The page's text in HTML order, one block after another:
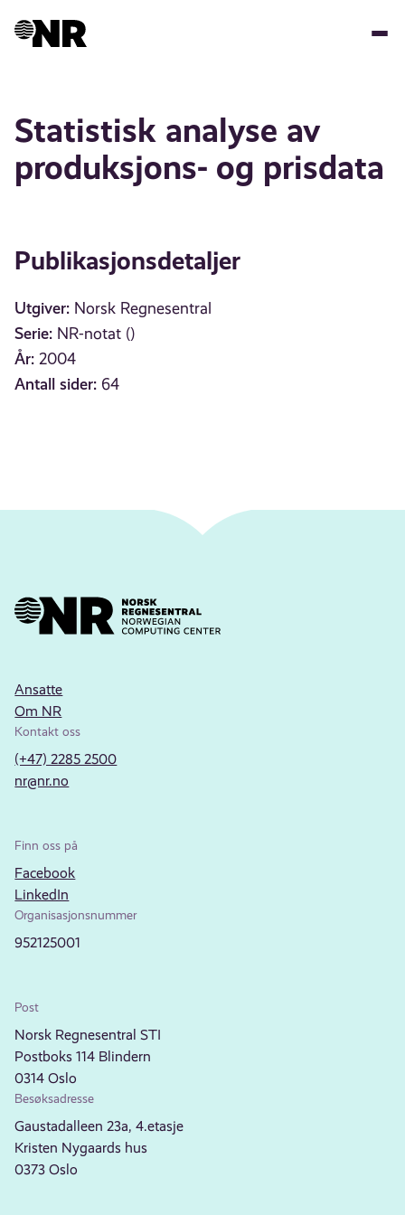
Statistisk analyse av
produksjons- og prisdata
Publikasjonsdetaljer
Utgiver: Norsk Regnesentral
Serie: NR-notat ()
År: 2004
Antall sider: 64
Ansatte
Om NR
Kontakt oss
(+47) 2285 2500
nr@nr.no
Finn oss på
Facebook
LinkedIn
Organisasjonsnummer
952125001
Post
Norsk Regnesentral STI
Postboks 114 Blindern
0314 Oslo
Besøksadresse
Gaustadalleen 23a, 4.etasje
Kristen Nygaards hus
0373 Oslo